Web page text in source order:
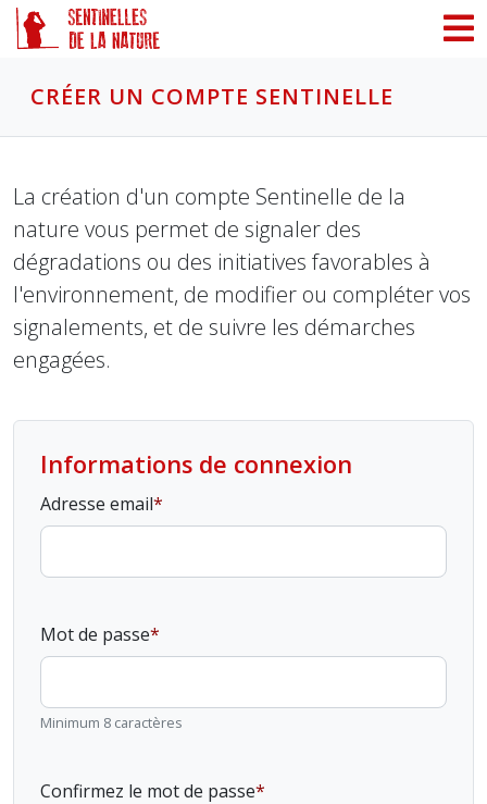
CRÉER UN COMPTE SENTINELLE
La création d'un compte Sentinelle de la
nature vous permet de signaler des
dégradations ou des initiatives favorables à
l'environnement, de modifier ou compléter vos
signalements, et de suivre les démarches
engagées.
Informations de connexion
Adresse email
Mot de passe
Minimum 8 caractères
Confirmez le mot de passe
Panneau de gestion des cookies